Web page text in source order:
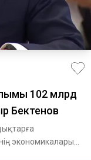
102 млрд
Бектенов
экономикалары